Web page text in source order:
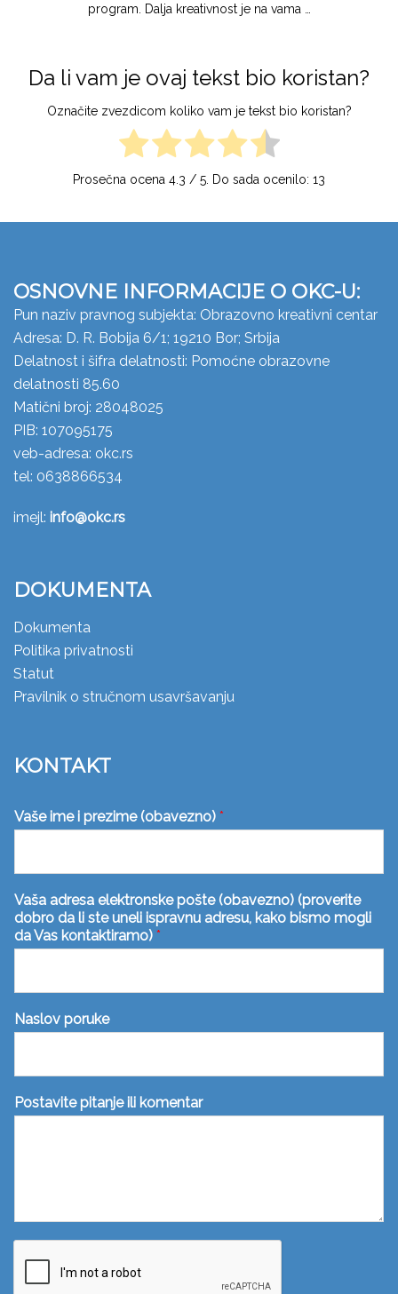
program. Dalja kreativnost je na vama …
Da li vam je ovaj tekst bio koristan?
Označite zvezdicom koliko vam je tekst bio koristan?
Prosečna ocena 4.3 / 5. Do sada ocenilo: 13
OSNOVNE INFORMACIJE O OKC-U:
Pun naziv pravnog subjekta: Obrazovno kreativni centar
Adresa: D. R. Bobija 6/1; 19210 Bor; Srbija
Delatnost i šifra delatnosti: Pomoćne obrazovne
delatnosti 85.60
Matični broj: 28048025
PIB: 107095175
veb-adresa: okc.rs
tel: 0638866534
imejl: info@okc.rs
DOKUMENTA
Dokumenta
Politika privatnosti
Statut
Pravilnik o stručnom usavršavanju
KONTAKT
Vaše ime i prezime (obavezno) *
Vaša adresa elektronske pošte (obavezno) (proverite
dobro da li ste uneli ispravnu adresu, kako bismo mogli
da Vas kontaktiramo) *
Naslov poruke
Postavite pitanje ili komentar